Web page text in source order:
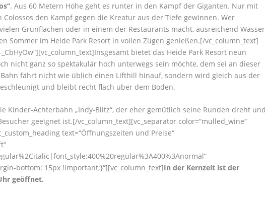
. Aus 60 Metern Höhe geht es runter in den Kampf der Giganten. Nur mit
den Kampf gegen die Kreatur aus der Tiefe gewinnen. Wer
Grünflächen oder in einem der Restaurants macht, ausreichend Wasser
Sommer im Heide Park Resort in vollen Zügen genießen.[/vc_column_text]
bietet das Heide Park Resort neun
nicht ganz so spektakulär hoch unterwegs sein möchte, dem sei an dieser
Bahn fährt nicht wie üblich einen Lifthill hinauf, sondern wird gleich aus der
und bleibt recht flach über dem Boden.
Kinder-Achterbahn „Indy-Blitz“, der eher gemütlich seine Runden dreht
geeignet ist.[/vc_column_text][vc_separator color=“mulled_wine“
text=“Öffnungszeiten und Preise“
bottom: 15px !important;}“][vc_column_text]In der Kernzeit ist der
geöffnet.